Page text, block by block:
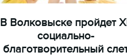
В Волковыске пройдет
социально-
благотворительный